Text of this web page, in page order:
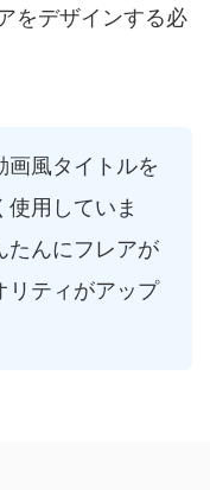
をデザインする必
画風タイトルを
用していま
たんにフレアが
リティがアップ